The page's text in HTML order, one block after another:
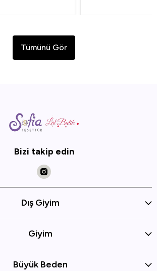
Tümünü Gör
Bizi takip edin
Dış Giyim
Giyim
Büyük Beden